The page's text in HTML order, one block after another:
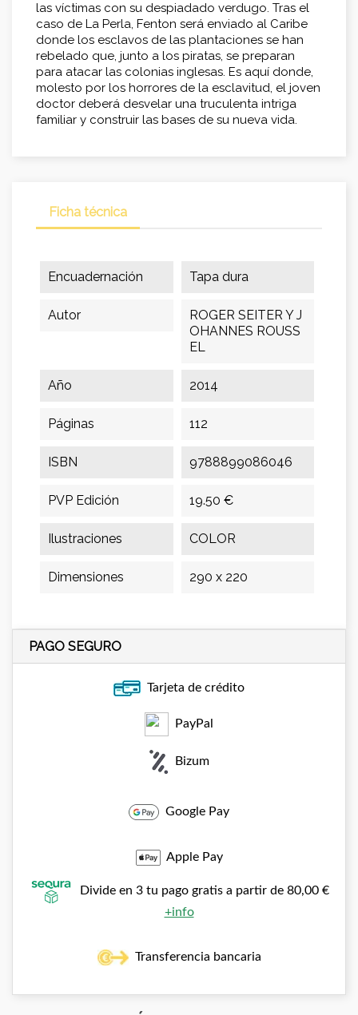
las víctimas con su despiadado verdugo. Tras el
caso de La Perla, Fenton será enviado al Caribe
donde los esclavos de las plantaciones se han
rebelado que, junto a los piratas, se preparan
para atacar las colonias inglesas. Es aquí donde,
molesto por los horrores de la esclavitud, el joven
doctor deberá desvelar una truculenta intriga
familiar y construir las bases de su nueva vida.
Ficha técnica
Encuadernación Tapa dura
Autor
ROGER SEITER Y J
OHANNES ROUSS
EL
Año 2014
Páginas 112
ISBN 9788899086046
PVP Edición 19.50 €
Ilustraciones COLOR
Dimensiones 290 x 220
PAGO SEGURO
Tarjeta de crédito
PayPal
Bizum
Google Pay
Apple Pay
Divide en 3 tu pago gratis a partir de 80,00 €
+info
Transferencia bancaria